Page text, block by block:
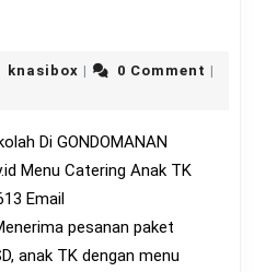
knasiboxknasibox
| 0 Comment |
Menu Catering Anak TK
Email
pesanan paket
anak TK dengan menu